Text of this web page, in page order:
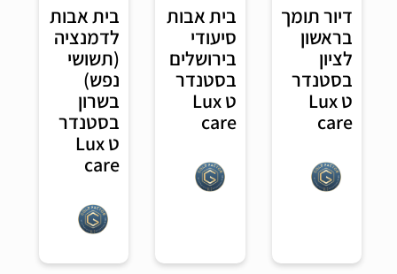
דיור תומך
בראשון
לציון
בסטנדר
ט Lux
care
בית אבות
סיעודי
בירושלים
בסטנדר
ט Lux
care
בית אבות
לדמנציה
(תשושי
נפש)
בשרון
בסטנדר
ט Lux
care